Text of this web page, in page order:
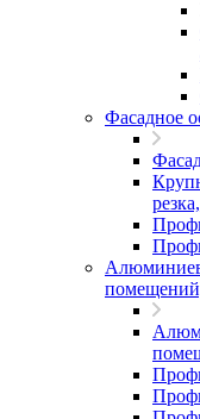
Фасадное